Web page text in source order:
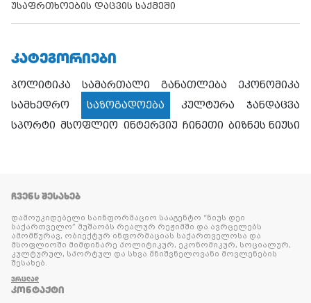
უსაფრთხოების დაცვის საქმეში
ᲙᲐᲢᲔᲒᲝᲠᲘᲔᲑᲘ
პოლიტიკა სამართალი განათლება
ეკონომიკა
სამხედრო
საზოგადოება კულტურა
ჯანდაცვა
სპორტი მსოფლიო ინტერვიუ ჩინეთი ბიზნეს ნიუსი
ᲩᲕᲔᲜᲡ ᲨᲔᲡᲐᲮᲔᲑ
დამოუკიდებელი საინფორმაციო სააგენტო “ნიუს დეი
საქართველო” მუშაობს რეალურ რეჟიმში და ავრცელებს
ამომწურავ, ობიექტურ ინფორმაციას საქართველოსა და
მსოფლიოში მიმდინარე პოლიტიკურ, ეკონომიკურ, სოციალურ,
კულტურულ, სპორტულ და სხვა მნიშვნელოვანი მოვლენების
შესახებ.
ᲕᲠᲪᲚᲐᲓ
ᲙᲝᲜᲢᲐᲥᲢᲘ